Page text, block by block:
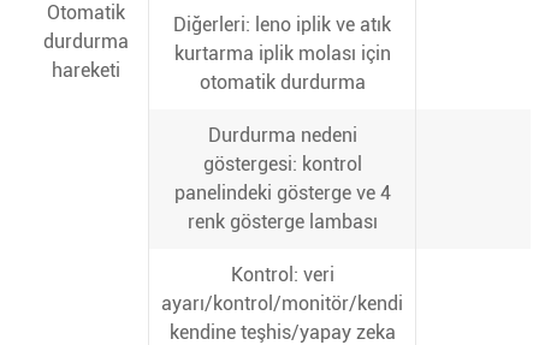
Otomatik
durdurma
hareketi
Diğerleri: leno iplik ve atık
kurtarma iplik molası için
otomatik durdurma
Durdurma nedeni
göstergesi: kontrol
panelindeki gösterge ve 4
renk gösterge lambası
Kontrol: veri
ayarı/kontrol/monitör/kendi
kendine teşhis/yapay zeka